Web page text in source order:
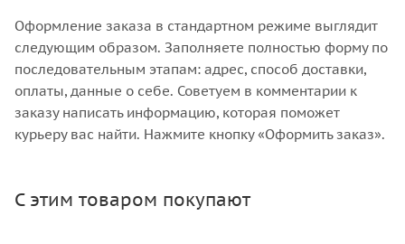
Оформление заказа в стандартном режиме выглядит
следующим образом. Заполняете полностью форму по
последовательным этапам: адрес, способ доставки,
оплаты, данные о себе. Советуем в комментарии к
заказу написать информацию, которая поможет
курьеру вас найти. Нажмите кнопку «Оформить заказ».
С этим товаром покупают